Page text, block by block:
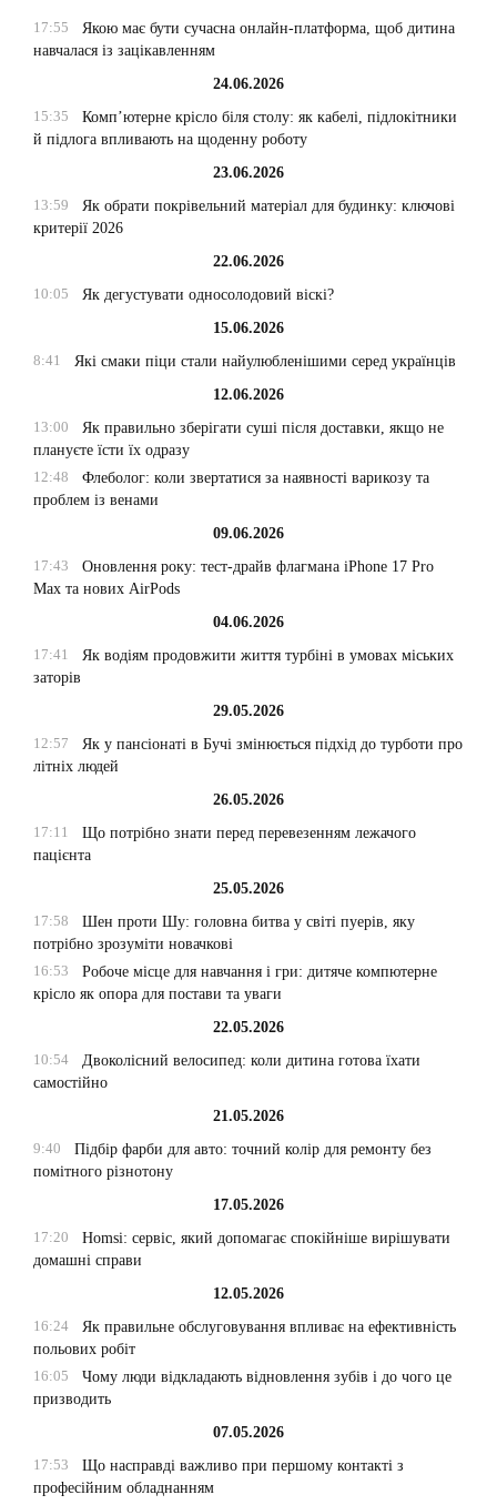
17:55
Якою має бути сучасна онлайн-платформа, щоб дитина
навчалася із зацікавленням
24.06.2026
15:35
Комп’ютерне крісло біля столу: як кабелі, підлокітники
й підлога впливають на щоденну роботу
23.06.2026
13:59
Як обрати покрівельний матеріал для будинку: ключові
критерії 2026
22.06.2026
10:05
Як дегустувати односолодовий віскі?
15.06.2026
8:41
Які смаки піци стали найулюбленішими серед українців
12.06.2026
13:00
Як правильно зберігати суші після доставки, якщо не
плануєте їсти їх одразу
12:48
Флеболог: коли звертатися за наявності варикозу та
проблем із венами
09.06.2026
17:43
Оновлення року: тест-драйв флагмана iPhone 17 Pro
Max та нових AirPods
04.06.2026
17:41
Як водіям продовжити життя турбіні в умовах міських
заторів
29.05.2026
12:57
Як у пансіонаті в Бучі змінюється підхід до турботи про
літніх людей
26.05.2026
17:11
Що потрібно знати перед перевезенням лежачого
пацієнта
25.05.2026
17:58
Шен проти Шу: головна битва у світі пуерів, яку
потрібно зрозуміти новачкові
16:53
Робоче місце для навчання і гри: дитяче компютерне
крісло як опора для постави та уваги
22.05.2026
10:54
Двоколісний велосипед: коли дитина готова їхати
самостійно
21.05.2026
9:40
Підбір фарби для авто: точний колір для ремонту без
помітного різнотону
17.05.2026
17:20
Homsi: сервіс, який допомагає спокійніше вирішувати
домашні справи
12.05.2026
16:24
Як правильне обслуговування впливає на ефективність
польових робіт
16:05
Чому люди відкладають відновлення зубів і до чого це
призводить
07.05.2026
17:53
Що насправді важливо при першому контакті з
професійним обладнанням